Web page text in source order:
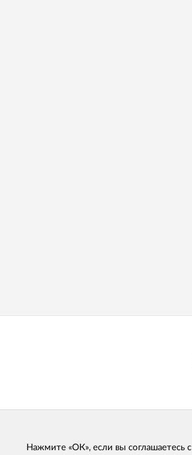
Нажмите «ОК», если вы соглашаетесь с